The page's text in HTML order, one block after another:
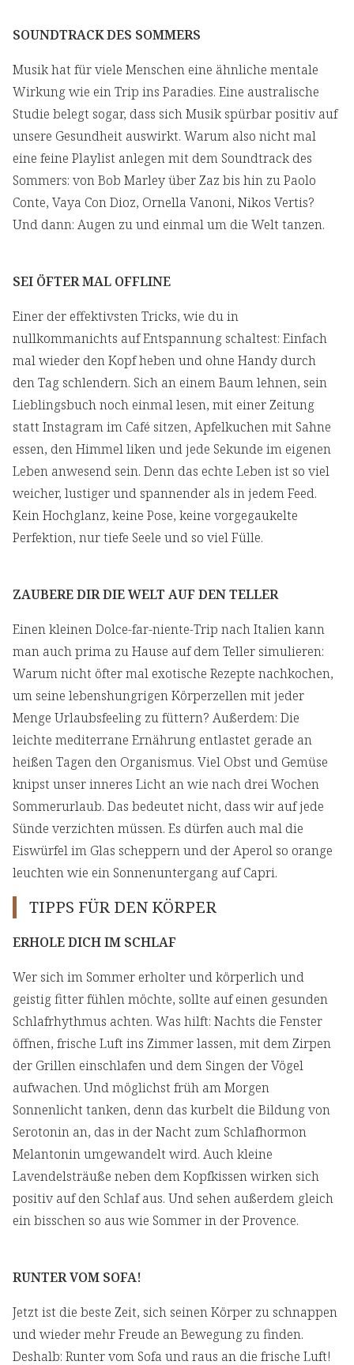
SOUNDTRACK DES SOMMERS
Musik hat für viele Menschen eine ähnliche mentale
Wirkung wie ein Trip ins Paradies. Eine australische
Studie belegt sogar, dass sich Musik spürbar positiv auf
unsere Gesundheit auswirkt. Warum also nicht mal
eine feine Playlist anlegen mit dem Soundtrack des
Sommers: von Bob Marley über Zaz bis hin zu Paolo
Conte, Vaya Con Dioz, Ornella Vanoni, Nikos Vertis?
Und dann: Augen zu und einmal um die Welt tanzen.
SEI ÖFTER MAL OFFLINE
Einer der effektivsten Tricks, wie du in
nullkommanichts auf Entspannung schaltest: Einfach
mal wieder den Kopf heben und ohne Handy durch
den Tag schlendern. Sich an einem Baum lehnen, sein
Lieblingsbuch noch einmal lesen, mit einer Zeitung
statt Instagram im Café sitzen, Apfelkuchen mit Sahne
essen, den Himmel liken und jede Sekunde im eigenen
Leben anwesend sein. Denn das echte Leben ist so viel
weicher, lustiger und spannender als in jedem Feed.
Kein Hochglanz, keine Pose, keine vorgegaukelte
Perfektion, nur tiefe Seele und so viel Fülle.
ZAUBERE DIR DIE WELT AUF DEN TELLER
Einen kleinen Dolce-far-niente-Trip nach Italien kann
man auch prima zu Hause auf dem Teller simulieren:
Warum nicht öfter mal exotische Rezepte nachkochen,
um seine lebenshungrigen Körperzellen mit jeder
Menge Urlaubsfeeling zu füttern? Außerdem: Die
leichte mediterrane Ernährung entlastet gerade an
heißen Tagen den Organismus. Viel Obst und Gemüse
knipst unser inneres Licht an wie nach drei Wochen
Sommerurlaub. Das bedeutet nicht, dass wir auf jede
Sünde verzichten müssen. Es dürfen auch mal die
Eiswürfel im Glas scheppern und der Aperol so orange
leuchten wie ein Sonnenuntergang auf Capri.
TIPPS FÜR DEN KÖRPER
ERHOLE DICH IM SCHLAF
Wer sich im Sommer erholter und körperlich und
geistig fitter fühlen möchte, sollte auf einen gesunden
Schlafrhythmus achten. Was hilft: Nachts die Fenster
öffnen, frische Luft ins Zimmer lassen, mit dem Zirpen
der Grillen einschlafen und dem Singen der Vögel
aufwachen. Und möglichst früh am Morgen
Sonnenlicht tanken, denn das kurbelt die Bildung von
Serotonin an, das in der Nacht zum Schlafhormon
Melantonin umgewandelt wird. Auch kleine
Lavendelsträuße neben dem Kopfkissen wirken sich
positiv auf den Schlaf aus. Und sehen außerdem gleich
ein bisschen so aus wie Sommer in der Provence.
RUNTER VOM SOFA!
Jetzt ist die beste Zeit, sich seinen Körper zu schnappen
und wieder mehr Freude an Bewegung zu finden.
Deshalb: Runter vom Sofa und raus an die frische Luft!